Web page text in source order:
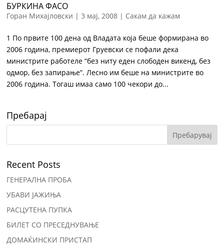
БУРКИНА ФАСО
Горан Михајловски |3 мај, 2008 | Сакам да кажам
1 По првите 100 дена од Владата која беше формирана во
2006 година, премиерот Груевски се пофали дека
министрите работеле “без ниту еден слободен викенд, без
одмор, без запирање”. Лесно им беше на министрите во
2006 година. Тогаш имаа само 100 чекори до...
Пребарај
Recent Posts
ГЕНЕРАЛНА ПРОБА
УБАВИ ЈАЖИЊА
РАСЦУТЕНА ПУПКА
БИЛЕТ СО ПРЕСЕДНУВАЊЕ
ДОМАЌИНСКИ ПРИСТАП